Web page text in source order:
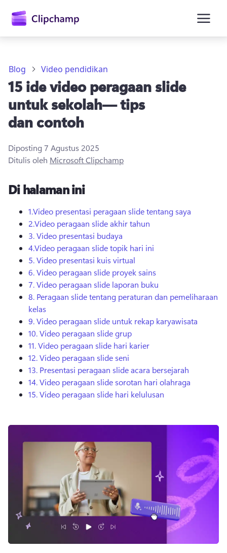
utama
Masuk
Blog Video pendidikan
15 ide video peragaan slide
untuk sekolah— tips
dan contoh
Diposting 7 Agustus 2025
Ditulis oleh Microsoft Clipchamp
Di halaman ini
1.Video presentasi peragaan slide tentang saya
2.Video peragaan slide akhir tahun
3.Video presentasi budaya
4.Video peragaan slide topik hari ini
5.Video presentasi kuis virtual
6.Video peragaan slide proyek sains
7.Video peragaan slide laporan buku
8. Peragaan slide tentang peraturan dan pemeliharaan
kelas
9.Video peragaan slide untuk rekap karyawisata
10.Video peragaan slide grup
11.Video peragaan slide hari karier
12.Video peragaan slide seni
13. Presentasi peragaan slide acara bersejarah
14.Video peragaan slide sorotan hari olahraga
15.Video peragaan slide hari kelulusan